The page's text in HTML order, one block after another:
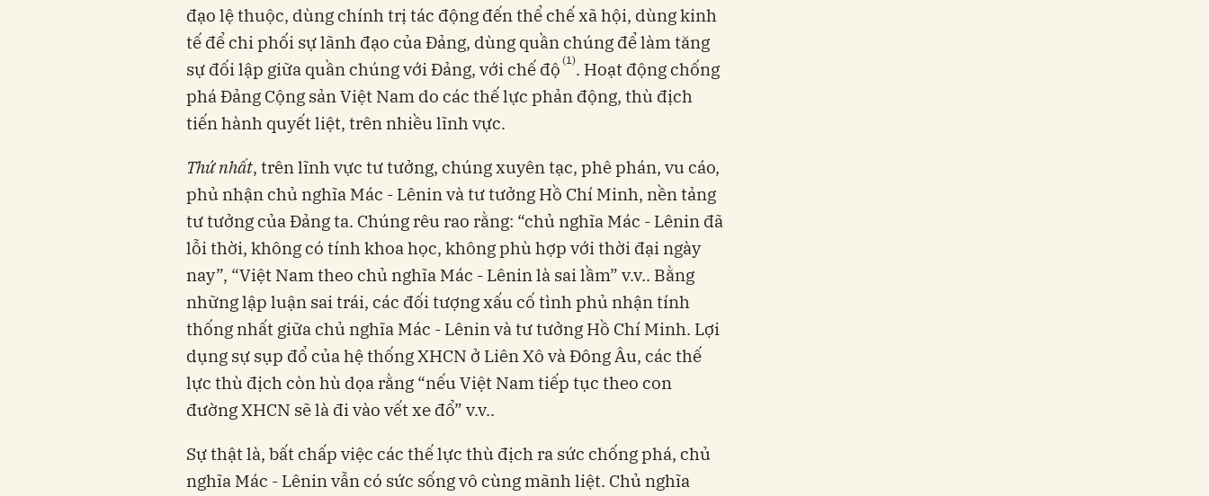
đạo lệ thuộc, dùng chính trị tác động đến thể chế xã hội, dùng kinh
tế để chi phối sự lãnh đạo của Đảng, dùng quần chúng để làm tăng
sự đối lập giữa quần chúng với Đảng, với chế độ(1). Hoạt động chống
phá Đảng Cộng sản Việt Nam do các thế lực phản động, thù địch
tiến hành quyết liệt, trên nhiều lĩnh vực.
Thứ nhất, trên lĩnh vực tư tưởng, chúng xuyên tạc, phê phán, vu cáo,
phủ nhận chủ nghĩa Mác - Lênin và tư tưởng Hồ Chí Minh, nền tảng
tư tưởng của Đảng ta. Chúng rêu rao rằng: “chủ nghĩa Mác - Lênin đã
lỗi thời, không có tính khoa học, không phù hợp với thời đại ngày
nay”, “Việt Nam theo chủ nghĩa Mác - Lênin là sai lầm” v.v.. Bằng
những lập luận sai trái, các đối tượng xấu cố tình phủ nhận tính
thống nhất giữa chủ nghĩa Mác - Lênin và tư tưởng Hồ Chí Minh. Lợi
dụng sự sụp đổ của hệ thống XHCN ở Liên Xô và Đông Âu, các thế
lực thù địch còn hù dọa rằng “nếu Việt Nam tiếp tục theo con
đường XHCN sẽ là đi vào vết xe đổ” v.v..
Sự thật là, bất chấp việc các thế lực thù địch ra sức chống phá, chủ
nghĩa Mác - Lênin vẫn có sức sống vô cùng mãnh liệt. Chủ nghĩa